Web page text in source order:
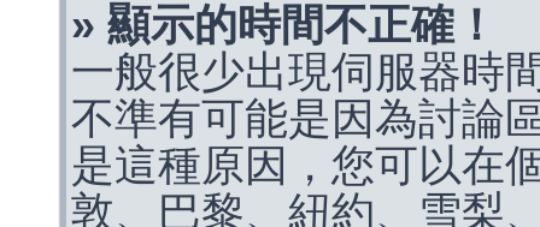
» 顯示的時間不正確！
一般很少出現伺服器時
不準有可能是因為討論
是這種原因，您可以在
敦、巴黎、紐約、雪梨